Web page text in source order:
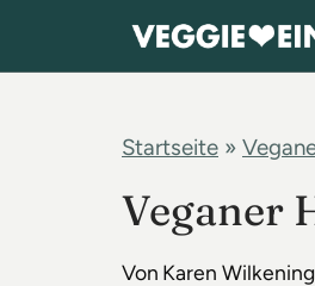
Startseite »
Veganer
Von Karen Wilkening